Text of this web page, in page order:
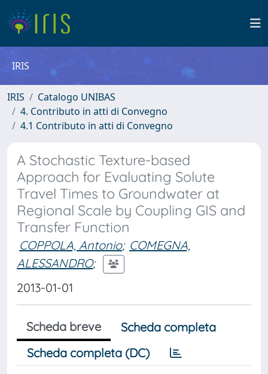
IRIS
IRIS
Catalogo UNIBAS
4. Contributo in atti di Convegno
4.1 Contributo in atti di Convegno
A Stochastic Texture-based
Approach for Evaluating Solute
Travel Times to Groundwater at
Regional Scale by Coupling GIS and
Transfer Function
COPPOLA, Antonio; COMEGNA,
ALESSANDRO;
2013-01-01
Scheda breve
Scheda completa
Scheda completa (DC)